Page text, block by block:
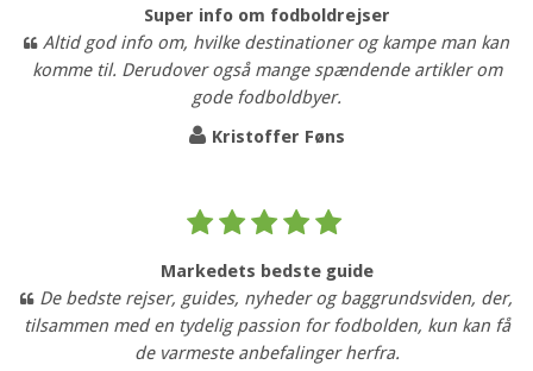
Super info om fodboldrejser
Altid god info om, hvilke destinationer og kampe man kan
komme til. Derudover også mange spændende artikler om
gode fodboldbyer.
Kristoffer Føns
Markedets bedste guide
De bedste rejser, guides, nyheder og baggrundsviden, der,
tilsammen med en tydelig passion for fodbolden, kun kan få
de varmeste anbefalinger herfra.